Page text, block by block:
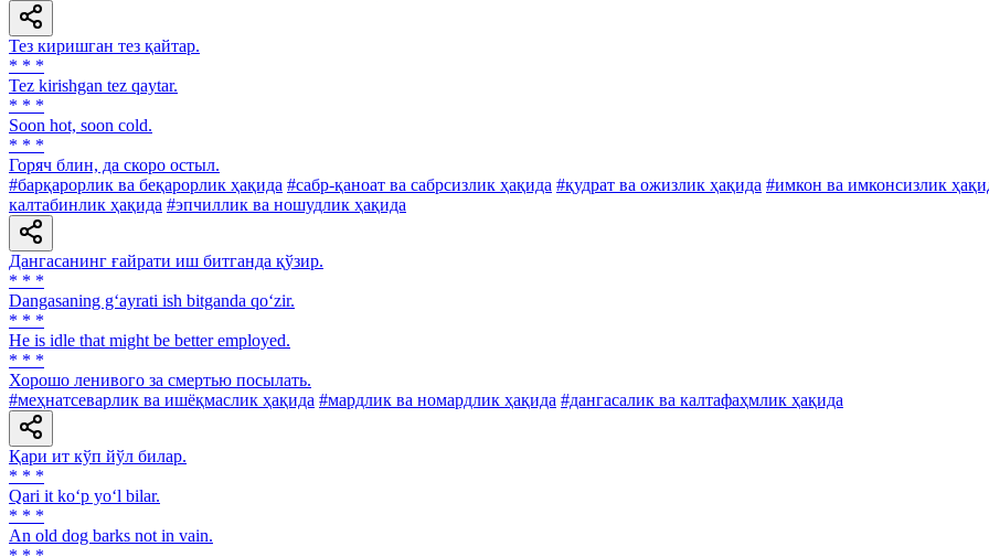
Тез киришган тез қайтар.
* * *
Tez kirishgan tez qaytar.
* * *
Soon hot, soon cold.
* * *
Горяч блин, да скоро остыл.
#барқарорлик ва беқарорлик ҳақида #сабр-қаноат ва сабрсизлик ҳақида #қудрат ва ожизлик ҳақида #имкон ва имконсизлик
калтабинлик ҳақида #эпчиллик ва ношудлик ҳақида
Дангасанинг ғайрати иш битганда қўзир.
* * *
Dangasaning g‘ayrati ish bitganda qo‘zir.
* * *
He is idle that might be better employed.
* * *
Хорошо ленивого за смертью посылать.
#меҳнатсеварлик ва ишёқмаслик ҳақида #мардлик ва номардлик ҳақида #дангасалик ва калтафаҳмлик ҳақида
Қари ит кўп йўл билар.
* * *
Qari it ko‘p yo‘l bilar.
* * *
An old dog barks not in vain.